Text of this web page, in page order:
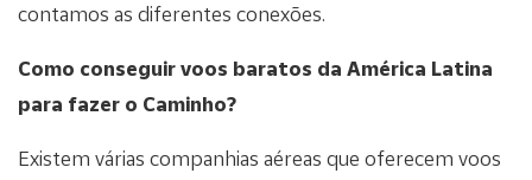
contamos as diferentes conexões.
Como conseguir voos baratos da América Latina
para fazer o Caminho?
Existem várias companhias aéreas que oferecem voos